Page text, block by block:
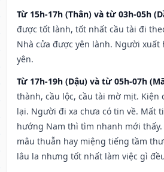
Từ 15h-17h (Thân) và từ 03h-05h
được tốt lành, tốt nhất cầu tài đi
Nhà cửa được yên lành. Người
yên.
Từ 17h-19h (Dậu) và từ 05h-07h
thành, cầu lộc, cầu tài mờ mịt. Kiện
lại. Người đi xa chưa có tin về. Mất
hướng Nam thì tìm nhanh mới
mâu thuẫn hay miệng tiếng tầm
lâu la nhưng tốt nhất làm việc gì